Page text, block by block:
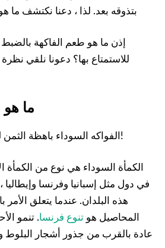
بتذوقه بعد. لذا ، دعنا نكتشف ما
إذن ما هو طعم الفاكهة
للاستمتاع بها؟ دعونا نلقي
ما هو
الفواكه السوداء باهظة الثمن لكنها تستحق كل قضمة!
الكمأة السوداء هي نوع من الكمأة
في دول مثل إسبانيا وفرنسا
هذه البلدان. عندما يتعلق الأمر
المحاصيل هو تنوع فرنسا. تنمو
عادة بالقرب من جذور أشجار البلوط